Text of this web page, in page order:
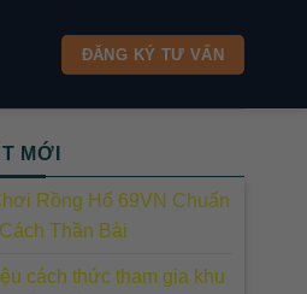
ĐĂNG KÝ TƯ VẤN
MỚI
Rồng Hổ 69VN Chuẩn
Thần Bài
cách thức tham gia khu